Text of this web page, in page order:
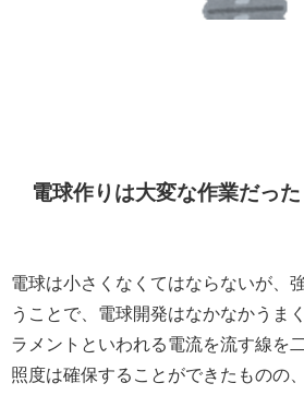
電球作りは大変な作業だった
電球は小さくなくてはならないが、
うことで、電球開発はなかなかうま
ラメントといわれる電流を流す線を
照度は確保することができたものの